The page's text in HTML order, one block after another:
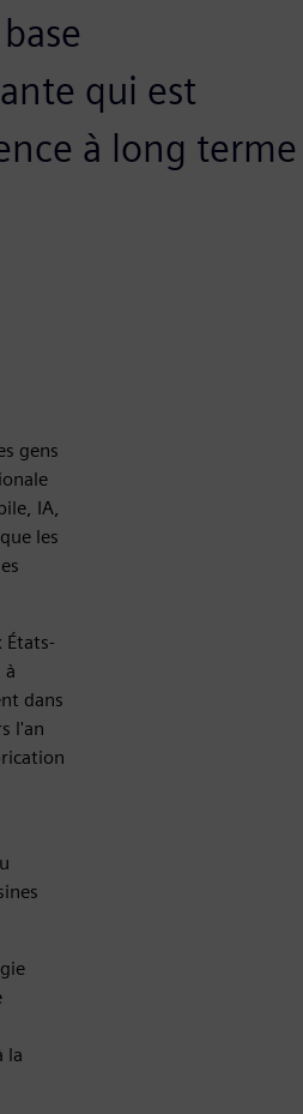
qui est
à long terme
gens
IA,
les
États-
à
dans
l'an
la